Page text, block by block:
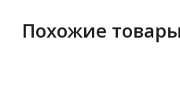
Похожие товары